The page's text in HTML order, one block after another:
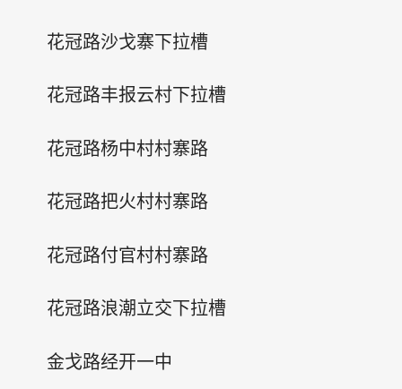
花冠路沙戈寨下拉槽
花冠路丰报云村下拉槽
花冠路杨中村村寨路
花冠路把火村村寨路
花冠路付官村村寨路
花冠路浪潮立交下拉槽
金戈路经开一中